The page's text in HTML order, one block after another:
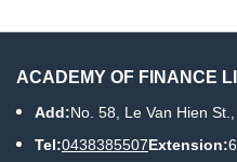
ACADEMY OF FINANCE
Add:No. 58, Le Van Hien
Tel:0438385507Extension: